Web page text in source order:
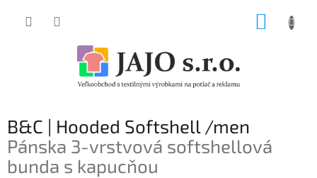
B&C | Hooded Softshell /men
Pánska 3-vrstvová softshellová
bunda s kapucňou